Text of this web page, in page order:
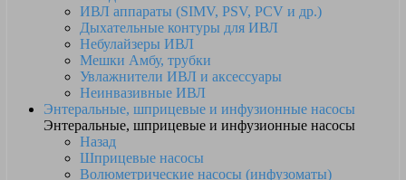
ИВЛ аппараты (SIMV, PSV, PCV и др.)
Дыхательные контуры для ИВЛ
Небулайзеры ИВЛ
Мешки Амбу, трубки
Увлажнители ИВЛ и аксессуары
Неинвазивные ИВЛ
Энтеральные, шприцевые и инфузионные насосы
Энтеральные, шприцевые и инфузионные насосы
Назад
Шприцевые насосы
Волюметрические насосы (инфузоматы)